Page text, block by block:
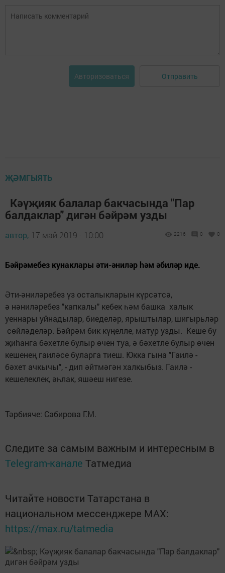
Авторизоваться Отправить
ҖӘМГЫЯТЬ
Кәүҗияк балалар бакчасында "Пар
балдаклар" дигән бәйрәм узды
автор, 17 май 2019 - 10:00 2216 0 0
Бәйрәмебез кунаклары әти-әниләр hәм әбиләр иде.
Әти-әниләребез үз осталыкларын күрсәтсә,
ә нәниләребез "капкалы" кебек һәм башка халык
уеннары уйнадылар, биеделәр, ярыштылар, шигырьләр
сөйләделәр. Бәйрәм бик күңелле, матур узды. Кеше бу
җиhанга бәхетле булыр өчен туа, ә бәхетле булыр өчен
кешенең гаиләсе буларга тиеш. Юкка гына "Гаилә -
бәхет ачкычы", - дип әйтмәгән халкыбыз. Гаилә -
кешелеклек, әһлак, яшәеш нигезе.
Тәрбияче: Сабирова Г.М.
Следите за самым важным и интересным в
Telegram-канале Татмедиа
Читайте новости Татарстана в
национальном мессенджере MАХ:
https://max.ru/tatmedia